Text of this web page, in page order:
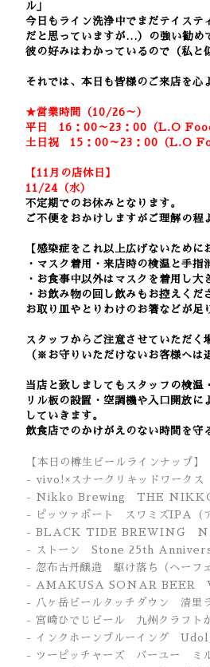
ル」
今日もライン洗浄中でまだテイステ
だと思っていますが…）の強い勧め
彼の好みはわかっているので（私と
それでは、本日も皆様のご来店を心
★営業時間（10/26～）
平日 16：00～23：00（L.O
土日祝 15：00～23：00（L.O
【11月の店休日】
11/24（水）
不定期でのお休みとなります。
ご不便をおかけしますがご理解の程
【感染症をこれ以上広げないために
・マスク着用・来店時の検温と手指
・お食事中以外はマスクを着用し大
・お飲み物の回し飲みもお控えくだ
お取り皿やとりわけのお箸などが足
スタッフからご注意させていただく
（※お守りいただけないお客様へは
当店と致しましてもスタッフの検温
リル板の設置・空調機や入口開放に
していきます。
飲食店でのかけがえのない時間を守
【本日の樽生ビールラインナップ】
- vivo!×スナークリキッドワーク
- Nikko Brewing THE NIKKO
- ピッツァポート スワミズIPA
- BLACK TIDE BREWING
- ストーン Stone 25th
- 忽布古丹醸造 駆け落ち（ヘーフ
- AMAKUSA SONAR BEER
- 八ヶ岳ビールタッチダウン 清里
- 宮崎ひでじビール 九州クラフト
- インクホーンブルーイング
- ツーピッチャーズ バーユー ミル